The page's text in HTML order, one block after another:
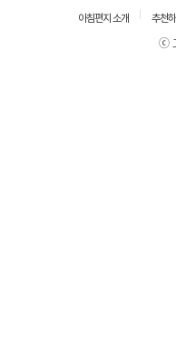
아침편지 소개 추천하
ⓒ